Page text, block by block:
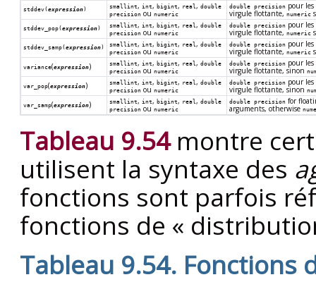
stddev(expression) smallint, int, bigint, real, double
precisionou numeric
double precisionpour les
virgule flottante, numeric
stddev_pop(expression) smallint, int, bigint, real, double
precisionou numeric
double precisionpour les
virgule flottante, numeric
stddev_samp(expression) smallint, int, bigint, real, double
precisionou numeric
double precisionpour les
virgule flottante, numeric
variance(expression) smallint, int, bigint, real, double
precisionou numeric
double precisionpour les
virgule flottante, sinon
var_pop(expression) smallint, int, bigint, real, double
precisionou numeric
double precisionpour les
virgule flottante, sinon
var_samp(expression) smallint, int, bigint, real, double
precisionou numeric
double precisionfor
arguments, otherwise
Tableau 9.54montre
utilisent la syntaxe des
fonctions sont parfois
fonctions de «
Tableau 9.54. Fonctions